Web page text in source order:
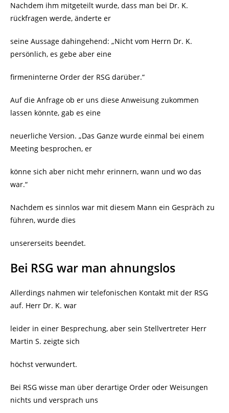
Nachdem ihm mitgeteilt wurde, dass man bei Dr. K.
rückfragen werde, änderte er
seine Aussage dahingehend: „Nicht vom Herrn Dr. K.
persönlich, es gebe aber eine
firmeninterne Order der RSG darüber.“
Auf die Anfrage ob er uns diese Anweisung zukommen
lassen könnte, gab es eine
neuerliche Version. „Das Ganze wurde einmal bei einem
Meeting besprochen, er
könne sich aber nicht mehr erinnern, wann und wo das
war.“
Nachdem es sinnlos war mit diesem Mann ein Gespräch zu
führen, wurde dies
unsererseits beendet.
Bei RSG war man ahnungslos
Allerdings nahmen wir telefonischen Kontakt mit der RSG
auf. Herr Dr. K. war
leider in einer Besprechung, aber sein Stellvertreter Herr
Martin S. zeigte sich
höchst verwundert.
Bei RSG wisse man über derartige Order oder Weisungen
nichts und versprach uns